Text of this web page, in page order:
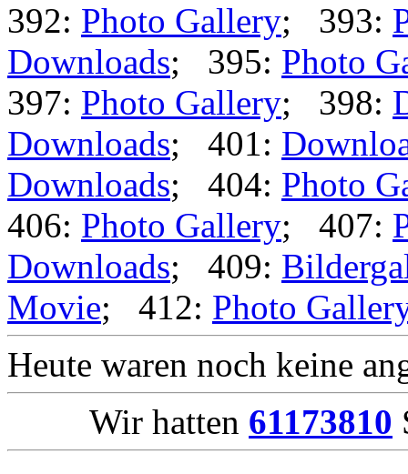
392: Photo Gallery; 393:
Downloads; 395: Photo
397: Photo Gallery; 398:
Downloads; 401:
Downloads; 404: Photo
406: Photo Gallery; 407:
Downloads; 409:
Movie; 412: Photo
Heute waren noch keine
Wir hatten 61173810